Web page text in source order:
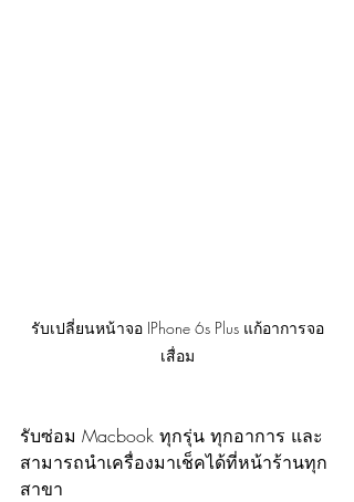
รับเปลี่ยนหน้าจอ IPhone 6s Plus แก้อาการจอ
เสื่อม
รับซ่อม Macbook ทุกรุ่น ทุกอาการ และ
สามารถนำเครื่องมาเช็คได้ที่หน้าร้านทุก
สาขา